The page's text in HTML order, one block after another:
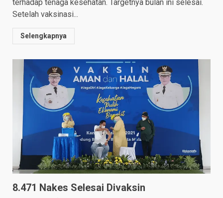
terhadap tenaga kesehatan. Targetnya bulan ini selesai.
Setelah vaksinasi...
Selengkapnya
8.471 Nakes Selesai Divaksin